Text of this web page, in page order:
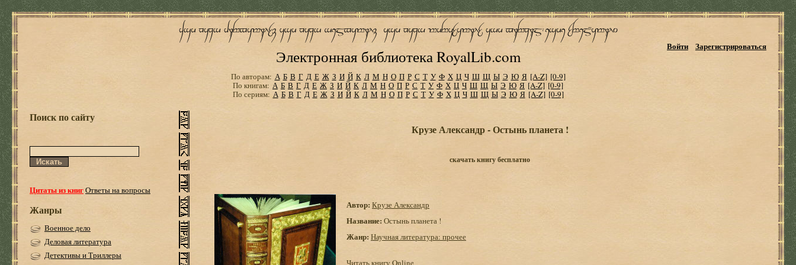
Электронная библиотека RoyalLib.com
Войти Зарегистрироваться
По авторам: А Б В Г Д Е Ж З И Й К Л М Н О П Р С Т У Ф Х Ц Ч Ш Щ Ы Э Ю Я [A-Z] [0-9]
По книгам: А Б В Г Д Е Ж З И Й К Л М Н О П Р С Т У Ф Х Ц Ч Ш Щ Ы Э Ю Я [A-Z] [0-9]
По сериям: А Б В Г Д Е Ж З И Й К Л М Н О П Р С Т У Ф Х Ц Ч Ш Щ Ы Э Ю Я [A-Z] [0-9]
Поиск по сайту
Цитаты из книгОтветы на вопросы
Жанры
Военное дело
Деловая литература
Детективы и Триллеры
Крузе Александр - Остынь планета !
скачать книгу бесплатно
Автор: Крузе Александр
Название: Остынь планета !
Жанр: Научная литература: прочее
Читать книгу Online